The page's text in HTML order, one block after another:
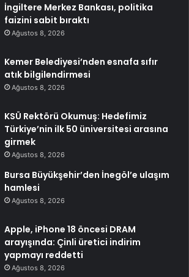
İngiltere Merkez Bankası, politika
faizini sabit bıraktı
Ağustos 8, 2026
Kemer Belediyesi’nden esnafa sıfır
atık bilgilendirmesi
Ağustos 8, 2026
KSÜ Rektörü Okumuş: Hedefimiz
Türkiye’nin ilk 50 üniversitesi arasına
girmek
Ağustos 8, 2026
Bursa Büyükşehir’den İnegöl’e ulaşım
hamlesi
Ağustos 8, 2026
Apple, iPhone 18 öncesi DRAM
arayışında: Çinli üretici indirim
yapmayı reddetti
Ağustos 8, 2026